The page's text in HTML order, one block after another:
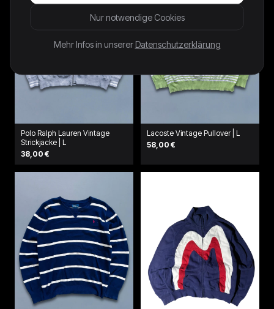
Polo Ralph Lauren Vintage
Strickjacke | L
38,00 €
Lacoste Vintage Pullover | L
58,00 €
Nur notwendige Cookies
Mehr Infos in unserer Datenschutzerklärung